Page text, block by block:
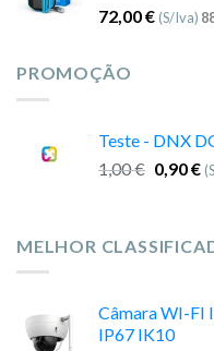
72,00€ (S/Iva)
PROMOÇÃO
Teste - DNX
1,00€ 0,90€
MELHOR
Câmara WI-FI
IP67 IK10